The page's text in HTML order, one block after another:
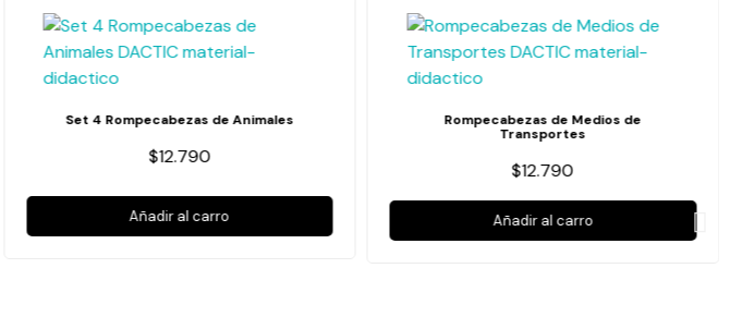
Set 4 Rompecabezas de Animales
$12.790
Añadir al carro
Rompecabezas de Medios de
Transportes
$12.790
Añadir al carro